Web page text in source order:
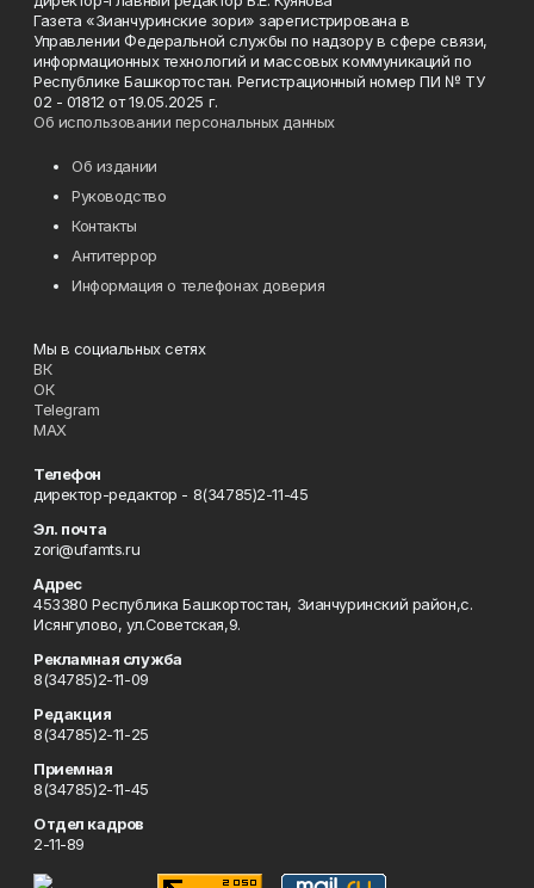
Газета «Зианчуринские зори» зарегистрирована в
Управлении Федеральной службы по надзору в сфере связи,
информационных технологий и массовых коммуникаций по
Республике Башкортостан. Регистрационный номер ПИ № ТУ
02 - 01812 от 19.05.2025 г.
Об использовании персональных данных
Об издании
Руководство
Контакты
Антитеррор
Информация о телефонах доверия
Мы в социальных сетях
ВК
ОК
Telegram
MAX
Телефон
директор-редактор - 8(34785)2-11-45
Эл. почта
zori@ufamts.ru
Адрес
453380 Республика Башкортостан, Зианчуринский район,с.
Исянгулово, ул.Советская,9.
Рекламная служба
8(34785)2-11-09
Редакция
8(34785)2-11-25
Приемная
8(34785)2-11-45
Отдел кадров
2-11-89